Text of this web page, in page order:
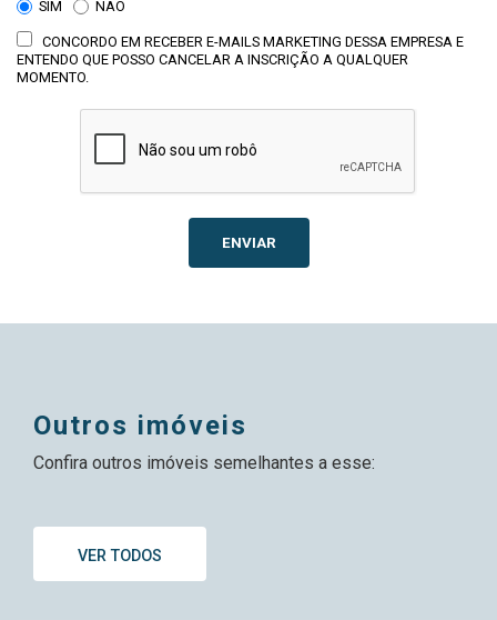
SIM NÃO
CONCORDO EM RECEBER E-MAILS MARKETING DESSA EMPRESA E
ENTENDO QUE POSSO CANCELAR A INSCRIÇÃO A QUALQUER
MOMENTO.
ENVIAR
outros imóveis
Confira outros imóveis semelhantes a esse:
VER TODOS